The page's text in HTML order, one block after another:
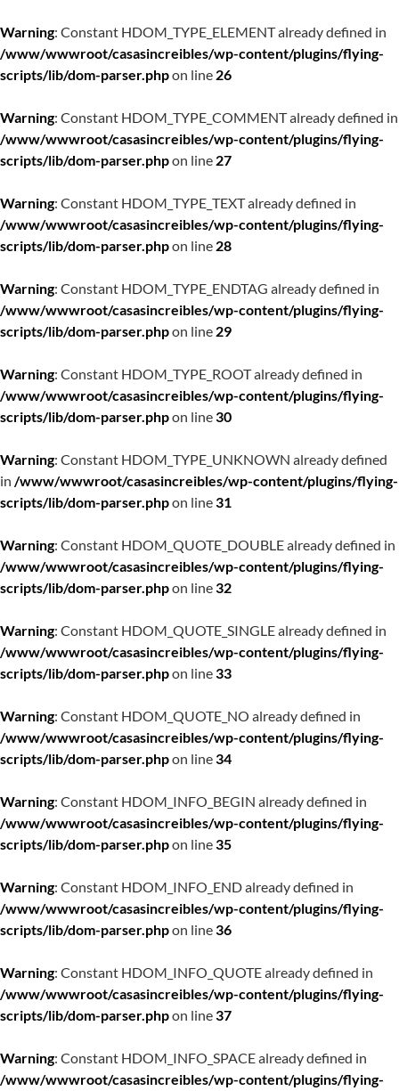
Warning: Constant HDOM_TYPE_ELEMENT already defined in
/www/wwwroot/casasincreibles/wp-content/plugins/flying-
scripts/lib/dom-parser.phpon line 26
Warning: Constant HDOM_TYPE_COMMENT already defined in
/www/wwwroot/casasincreibles/wp-content/plugins/flying-
scripts/lib/dom-parser.phpon line 27
Warning: Constant HDOM_TYPE_TEXT already defined in
/www/wwwroot/casasincreibles/wp-content/plugins/flying-
scripts/lib/dom-parser.phpon line 28
Warning: Constant HDOM_TYPE_ENDTAG already defined in
/www/wwwroot/casasincreibles/wp-content/plugins/flying-
scripts/lib/dom-parser.phpon line 29
Warning: Constant HDOM_TYPE_ROOT already defined in
/www/wwwroot/casasincreibles/wp-content/plugins/flying-
scripts/lib/dom-parser.phpon line30
Warning: Constant HDOM_TYPE_UNKNOWN already defined
in /www/wwwroot/casasincreibles/wp-content/plugins/flying-
scripts/lib/dom-parser.phpon line31
Warning: Constant HDOM_QUOTE_DOUBLE already defined in
/www/wwwroot/casasincreibles/wp-content/plugins/flying-
scripts/lib/dom-parser.phpon line32
Warning: Constant HDOM_QUOTE_SINGLE already defined in
/www/wwwroot/casasincreibles/wp-content/plugins/flying-
scripts/lib/dom-parser.phpon line33
Warning: Constant HDOM_QUOTE_NO already defined in
/www/wwwroot/casasincreibles/wp-content/plugins/flying-
scripts/lib/dom-parser.phpon line34
Warning: Constant HDOM_INFO_BEGIN already defined in
/www/wwwroot/casasincreibles/wp-content/plugins/flying-
scripts/lib/dom-parser.phpon line35
Warning: Constant HDOM_INFO_END already defined in
/www/wwwroot/casasincreibles/wp-content/plugins/flying-
scripts/lib/dom-parser.phpon line36
Warning: Constant HDOM_INFO_QUOTE already defined in
/www/wwwroot/casasincreibles/wp-content/plugins/flying-
scripts/lib/dom-parser.phpon line37
Warning: Constant HDOM_INFO_SPACE already defined in
/www/wwwroot/casasincreibles/wp-content/plugins/flying-